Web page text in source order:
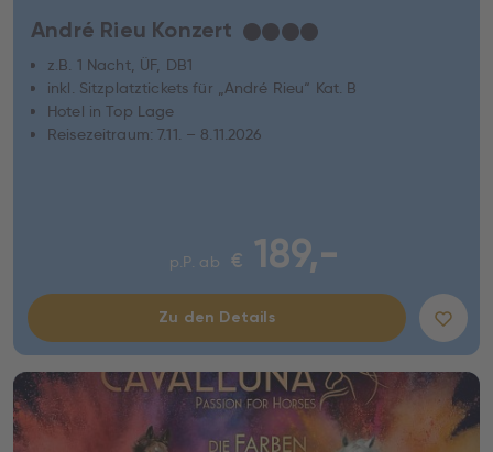
André Rieu Konzert ★★★★
z.B. 1 Nacht, ÜF, DB1
inkl. Sitzplatztickets für „André Rieu“ Kat. B
Hotel in Top Lage
Reisezeitraum: 7.11. – 8.11.2026
p.P. ab € 189,-
Zu den Details